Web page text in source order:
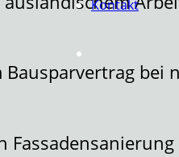
Kontakt